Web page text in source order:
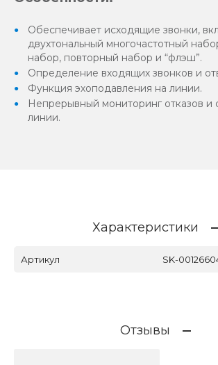
Обеспечивает исходящие звонки,
двухтональный многочастотный
набор, повторный набор и “флэш”.
Определение входящих звонков и
Функция эхоподавления на линии.
Непрерывный мониторинг отказов и
линии.
Характеристики
Артикул SK-
Отзывы